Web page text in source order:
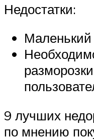
Недостатки:
9 лучших
по мнению